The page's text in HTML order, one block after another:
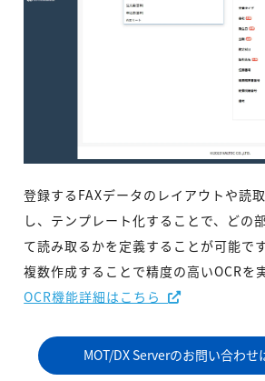
登録するFAXデータのレイアウトや読
し、テンプレート化することで、どの
て読み取るかを定義することが可能で
複数作成することで精度の高いOCRを
OCR機能詳細はこちら
MOT/DX Serverのお問い合わせ